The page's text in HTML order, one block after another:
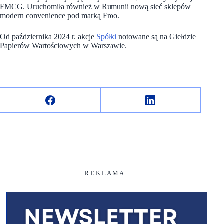
FMCG. Uruchomiła również w Rumunii nową sieć sklepów
modern convenience pod marką Froo.
Od października 2024 r. akcje Spółki notowane są na Giełdzie
Papierów Wartościowych w Warszawie.
R E K L A M A